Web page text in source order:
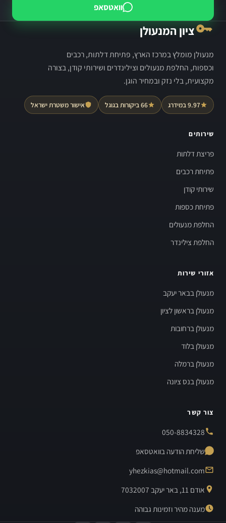
וואטסאפ
ציון המנעולן
מנעולן מומלץ במרכז הארץ, פתיחת דלתות, רכבים
וכספות, החלפת מנעולים וצילינדרים ושירותי קודן, בצורה
מקצועית, בלי נזק ובמחיר הוגן.
9.97 במידרג 66 ביקורות בגוגל אישור משטרת ישראל
שירותים
פריצת דלתות
פתיחת רכבים
שירותי קודן
פתיחת כספות
החלפת מנעולים
החלפת צילינדר
אזורי שירות
מנעולן בבאר יעקב
מנעולן בראשון לציון
מנעולן ברחובות
מנעולן בלוד
מנעולן ברמלה
מנעולן בנס ציונה
צור קשר
050-8834328
שליחת הודעה בוואטסאפ
yhezkias@hotmail.com
אודם 11, באר יעקב 7032007
מענה מהיר וזמינות גבוהה